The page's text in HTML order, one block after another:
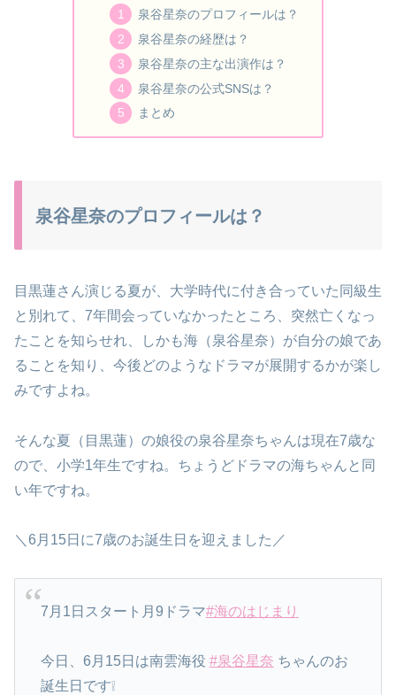
泉谷星奈のプロフィールは？
泉谷星奈の経歴は？
泉谷星奈の主な出演作は？
泉谷星奈の公式SNSは？
まとめ
泉谷星奈のプロフィールは？
目黒蓮さん演じる夏が、大学時代に付き合っていた同級生
と別れて、7年間会っていなかったところ、突然亡くなっ
たことを知らせれ、しかも海（泉谷星奈）が自分の娘であ
ることを知り、今後どのようなドラマが展開するかが楽し
みですよね。
そんな夏（目黒蓮）の娘役の泉谷星奈ちゃんは現在7歳な
ので、小学1年生ですね。ちょうどドラマの海ちゃんと同
い年ですね。
＼6月15日に7歳のお誕生日を迎えました／
7月1日スタート月9ドラマ#海のはじまり
今日、6月15日は南雲海役 #泉谷星奈 ちゃんのお
誕生日です❕